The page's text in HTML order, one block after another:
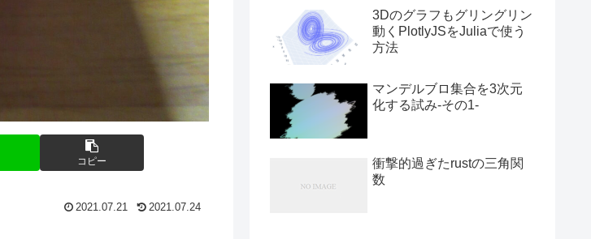
コピー
2021.07.21 2021.07.24
3Dのグラフもグリングリン
動くPlotlyJSをJuliaで使う
方法
マンデルブロ集合を3次元
化する試み-その1-
衝撃的過ぎたrustの三角関
数